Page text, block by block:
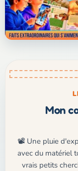
Mon
📽️ Une pluie
avec du matériel
vrais petits